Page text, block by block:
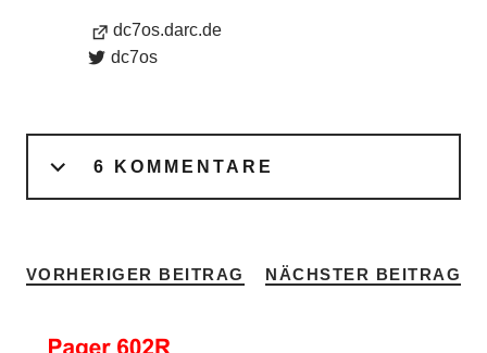
dc7os.darc.de
dc7os
6 KOMMENTARE
VORHERIGER BEITRAG NÄCHSTER BEITRAG